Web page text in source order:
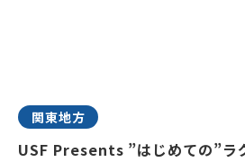
関東地方
USF Presents ”はじめての”ラ